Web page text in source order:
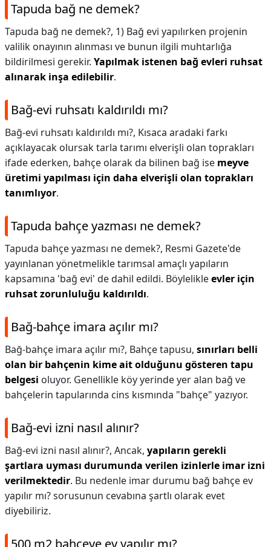
Tapuda bağ ne demek?
Tapuda bağ ne demek?, 1) Bağ evi yapılırken projenin
valilik onayının alınması ve bunun ilgili muhtarlığa
bildirilmesi gerekir. Yapılmak istenen bağ evleri ruhsat
alınarak inşa edilebilir.
Bağ-evi ruhsatı kaldırıldı mı?
Bağ-evi ruhsatı kaldırıldı mı?, Kısaca aradaki farkı
açıklayacak olursak tarla tarımı elverişli olan toprakları
ifade ederken, bahçe olarak da bilinen bağ ise meyve
üretimi yapılması için daha elverişli olan toprakları
tanımlıyor.
Tapuda bahçe yazması ne demek?
Tapuda bahçe yazması ne demek?, Resmi Gazete'de
yayınlanan yönetmelikle tarımsal amaçlı yapıların
kapsamına 'bağ evi' de dahil edildi. Böylelikleevler için
ruhsat zorunluluğu kaldırıldı.
Bağ-bahçe imara açılır mı?
Bağ-bahçe imara açılır mı?, Bahçe tapusu, sınırları belli
olan bir bahçenin kime ait olduğunu gösteren tapu
belgesi oluyor. Genellikle köy yerinde yer alan bağ ve
bahçelerin tapularında cins kısmında "bahçe" yazıyor.
Bağ-evi izni nasıl alınır?
Bağ-evi izni nasıl alınır?, Ancak, yapıların gerekli
şartlara uyması durumunda verilen izinlerle imar izni
verilmektedir. Bu nedenle imar durumu bağ bahçe ev
yapılır mı? sorusunun cevabına şartlı olarak evet
diyebiliriz.
500 m2 bahçeye ev yapılır mı?